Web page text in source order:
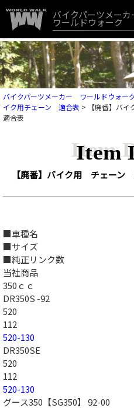
バイクパーツメーカ
ワールドウォーク
バイクパーツメーカー ワールドウォー
イク用チェーン 適合表 >
【廃番】バ
適合表
Item
【廃番】バイク用 チェー
■車種名
■サイズ
■純正リンク数
当社商品
350ｃｃ
DR350S -92
520
112
520-130
DR350SE
520
112
520-130
グース350【SG350】 92-00